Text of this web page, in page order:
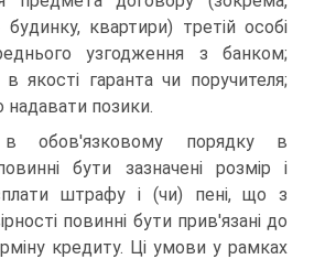
квартири) третій особі
узгодження з банком;
якості гаранта чи поручителя;
надавати позики.
обов'язковому порядку в
бути зазначені розмір і
штрафу і (чи) пені, що з
повинні бути прив'язані до
кредиту. Ці умови у рамках